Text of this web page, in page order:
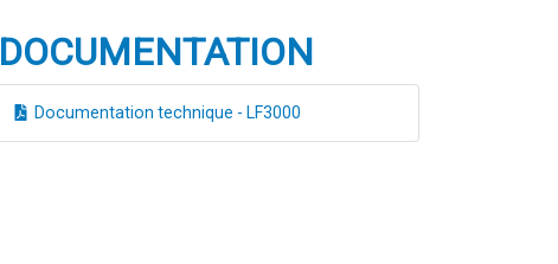
DOCUMENTATION
Documentation technique - LF3000